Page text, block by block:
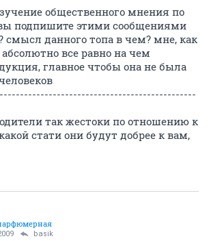
общественного мнения по
подпишите этими сообщениями
смысл данного топа в чем? мне, как
все равно на чем
главное чтобы она не была
косметику с пометкой "не
животных".
топ пока его не увидели